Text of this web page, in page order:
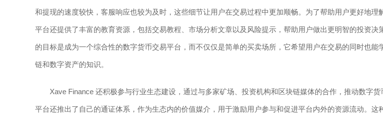
和提现的速度较快，客服响应也较为及时，这些细节让用户在交易过程中更加顺畅。为了帮助用户更好地理
平台还提供了丰富的教育资源，包括交易教程、市场分析文章以及风险提示，帮助用户做出更明智的投资决
的目标是成为一个综合性的数字货币交易平台，而不仅仅是简单的买卖场所，它希望用户在交易的同时也能
链和数字资产的知识。
Xave Finance 还积极参与行业生态建设，通过与多家矿场、投资机构和区块链媒体的合作，推动数字货
平台还推出了自己的通证体系，作为生态内的价值媒介，用于激励用户参与和促进平台内外的资源流动。这